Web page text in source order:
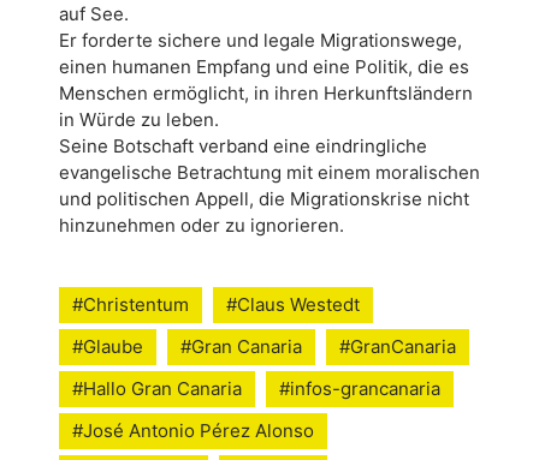
auf See.
Er forderte sichere und legale Migrationswege,
einen humanen Empfang und eine Politik, die es
Menschen ermöglicht, in ihren Herkunftsländern
in Würde zu leben.
Seine Botschaft verband eine eindringliche
evangelische Betrachtung mit einem moralischen
und politischen Appell, die Migrationskrise nicht
hinzunehmen oder zu ignorieren.
#Christentum
#Claus Westedt
#Glaube
#Gran Canaria
#GranCanaria
#Hallo Gran Canaria
#infos-grancanaria
#José Antonio Pérez Alonso